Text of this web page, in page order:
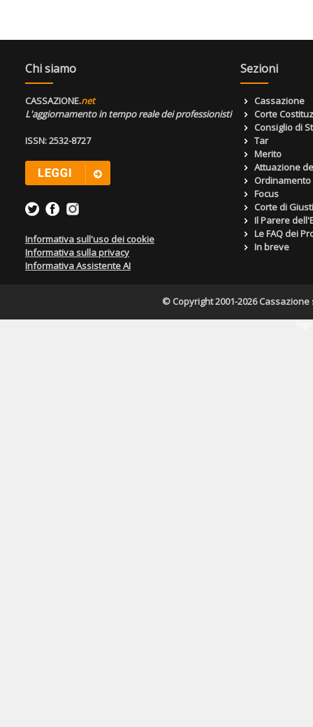
Chi siamo
CASSAZIONE.net
L'aggiornamento in tempo reale dei professionisti
ISSN: 2532-8727
Informativa sull'uso dei cookie
Informativa sulla privacy
Informativa Assistente AI
Sezioni
Cassazione
Corte
Consiglio di
Tar
Merito
Attuazione
Focus
Corte di
Il Parere
Le FAQ dei
In breve
© Copyright 2001-2026 Cassazione